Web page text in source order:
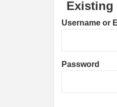
Existing
Username or
Password